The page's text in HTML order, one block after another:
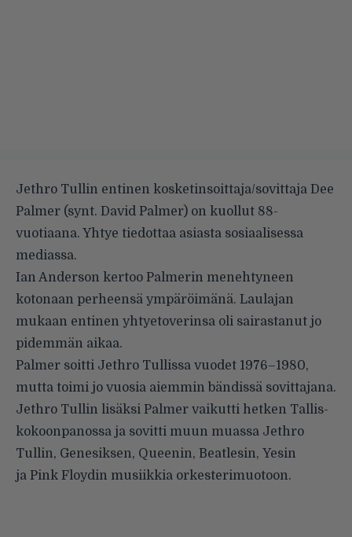
Jethro Tullin entinen kosketinsoittaja/sovittaja Dee
Palmer (synt. David Palmer) on kuollut 88-
vuotiaana. Yhtye tiedottaa asiasta sosiaalisessa
mediassa.
Ian Anderson kertoo Palmerin menehtyneen
kotonaan perheensä ympäröimänä. Laulajan
mukaan entinen yhtyetoverinsa oli sairastanut jo
pidemmän aikaa.
Palmer soitti Jethro Tullissa vuodet 1976–1980,
mutta toimi jo vuosia aiemmin bändissä sovittajana.
Jethro Tullin lisäksi Palmer vaikutti hetken Tallis-
kokoonpanossa ja sovitti muun muassa Jethro
Tullin, Genesiksen, Queenin, Beatlesin, Yesin
ja Pink Floydin musiikkia orkesterimuotoon.